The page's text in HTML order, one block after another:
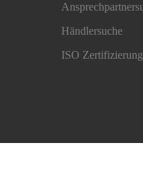
Händlersuche
ISO